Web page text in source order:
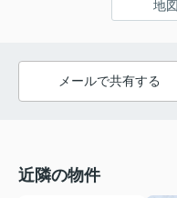
地
メールで共有する
近隣の物件